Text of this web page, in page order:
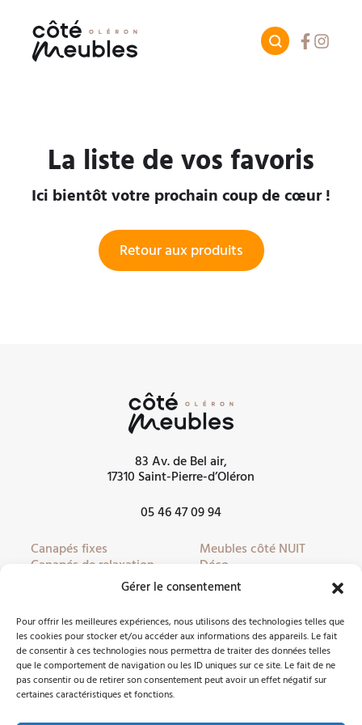
Gérer le consentement
Pour offrir les meilleures expériences, nous utilisons des technologies telles que
les cookies pour stocker et/ou accéder aux informations des appareils. Le fait
de consentir à ces technologies nous permettra de traiter des données telles
que le comportement de navigation ou les ID uniques sur ce site. Le fait de ne
pas consentir ou de retirer son consentement peut avoir un effet négatif sur
certaines caractéristiques et fonctions.
Facebook
La liste de vos favoris
Ici bientôt votre prochain coup de cœur !
Retour aux produits
83 Av. de Bel air,
17310 Saint-Pierre-d’Oléron
05 46 47 09 94
Canapés fixes
Canapés de relaxation
Canapés convertibles
Meubles côté JOUR
Meubles côté NUIT
Déco
Literie
Partenaires
Nous contacter